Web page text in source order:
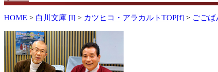
HOME > 白川文庫 [l] > カツヒコ・アラカルトTOP[f] > ごご